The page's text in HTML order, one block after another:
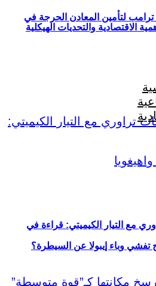
ترامب لتأمين المعادن الحرجة في
مع التيار الكيميتي: قراءة في
الاقتصادية والتحديات الهيكلية